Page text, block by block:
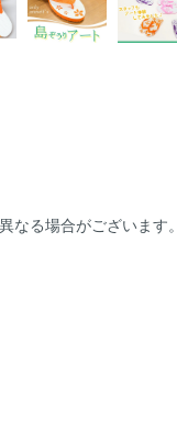
なる場合がございます。